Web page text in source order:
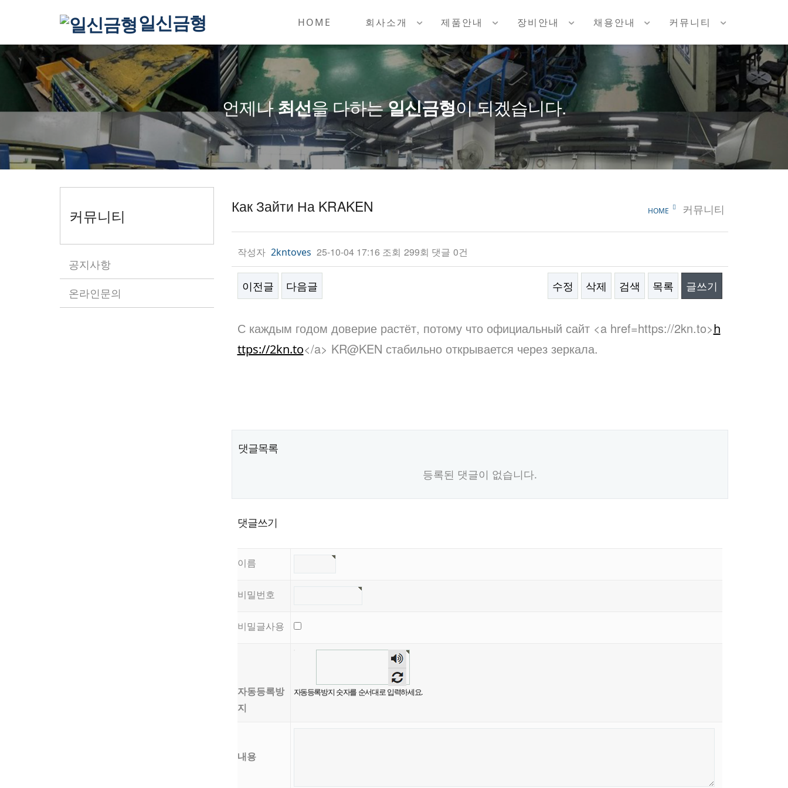
일신금형 HOME 회사소개 제품안내 장비안내 채용안내 커뮤니티
언제나최선을 다하는일신금형이 되겠습니다.
커뮤니티
공지사항
온라인문의
Как Зайти На KRAKEN HOME 커뮤니티
작성자 2kntoves 25-10-04 17:16 조회 299회 댓글 0건
이전글 다음글 수정 삭제 검색 목록 글쓰기
본문
С каждым годом доверие растёт, потому что официальный сайт <a href=https://2kn.to>h
ttps://2kn.to</a> KR@KEN стабильно открывается через зеркала.
댓글목록
등록된 댓글이 없습니다.
댓글쓰기
이름
비밀번호
비밀글사용
자동등록방
지
자동등록방지 숫자를 순서대로 입력하세요.
내용